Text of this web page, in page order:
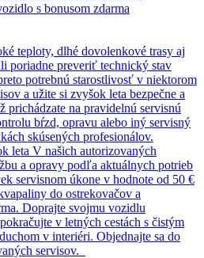
s bonusom zdarma
teploty, dlhé dovolenkové trasy aj
poriadne preveriť technický stav
potrebnú starostlivosť v niektorom
a užite si zvyšok leta bezpečne a
prichádzate na pravidelnú servisnú
bŕzd, opravu alebo iný servisný
skúsených profesionálov.
leta V našich autorizovaných
a opravy podľa aktuálnych potrieb
servisnom úkone v hodnote od 50 €
do ostrekovačov a
Doprajte svojmu vozidlu
v letných cestách s čistým
v interiéri. Objednajte sa do
servisov.